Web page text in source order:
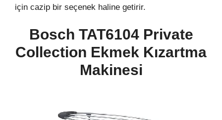
için cazip bir seçenek haline getirir.
Bosch TAT6104 Private
Collection Ekmek Kızartma
Makinesi